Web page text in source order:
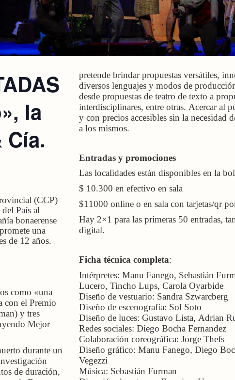
la
(CCP)
País al
bonaerense
una
de 12 años.
como «una
con el Premio
y tres
Mejor
durante un
de duración,
pretende brindar propuestas versátiles,
diversos lenguajes y modos de
desde propuestas de teatro de texto a
interdisciplinares, entre otras. Acercar al
y con precios accesibles sin la necesidad
a los mismos.
Entradas y promociones
Las localidades están disponibles en la
$ 10.300 en efectivo en sala
$11000 online o en sala con tarjetas/qr
Hay 2×1 para las primeras 50 entradas,
digital.
Ficha técnica completa:
Intérpretes: Manu Fanego, Sebastián
Lucero, Tincho Lups, Carola Oyarbide
Diseño de vestuario: Sandra Szwarcberg
Diseño de escenografía: Sol Soto
Diseño de luces: Gustavo Lista, Adrian
Redes sociales: Diego Bocha Fernandez
Colaboración coreográfica: Jorge Thefs
Diseño gráfico: Manu Fanego, Diego
Vegezzi
Música: Sebastián Furman